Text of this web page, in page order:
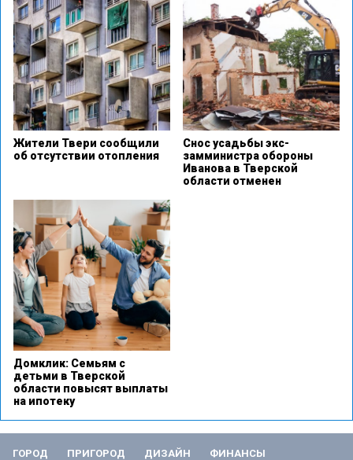
Жители Твери сообщили
об отсутствии отопления
Снос усадьбы экс-
замминистра обороны
Иванова в Тверской
области отменен
Домклик: Семьям с
детьми в Тверской
области повысят выплаты
на ипотеку
ГОРОД ПРИГОРОД ДИЗАЙН ФИНАНСЫ